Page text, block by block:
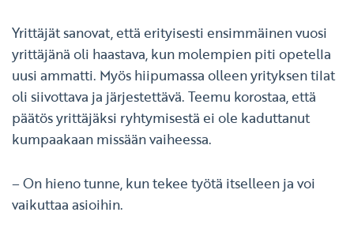
Yrittäjät sanovat, että erityisesti ensimmäinen vuosi
yrittäjänä oli haastava, kun molempien piti opetella
uusi ammatti. Myös hiipumassa olleen yrityksen tilat
oli siivottava ja järjestettävä. Teemu korostaa, että
päätös yrittäjäksi ryhtymisestä ei ole kaduttanut
kumpaakaan missään vaiheessa.
– On hieno tunne, kun tekee työtä itselleen ja voi
vaikuttaa asioihin.